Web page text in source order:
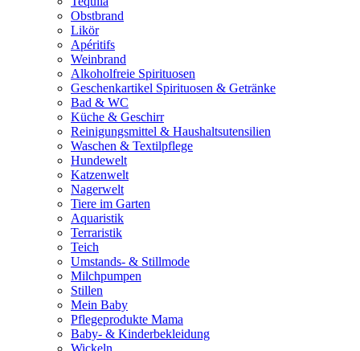
Obstbrand
Likör
Apéritifs
Weinbrand
Alkoholfreie Spirituosen
Geschenkartikel Spirituosen & Getränke
Bad & WC
Küche & Geschirr
Reinigungsmittel & Haushaltsutensilien
Waschen & Textilpflege
Hundewelt
Katzenwelt
Nagerwelt
Tiere im Garten
Aquaristik
Terraristik
Teich
Umstands- & Stillmode
Milchpumpen
Stillen
Mein Baby
Pflegeprodukte Mama
Baby- & Kinderbekleidung
Wickeln